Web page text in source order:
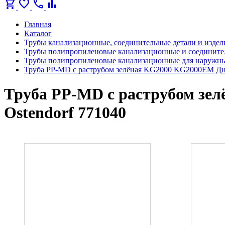
shopping_cart favorite call bar_chart
Главная
Каталог
Трубы канализационные, соединительные детали и
Трубы полипропиленовые канализационные и
Трубы полипропиленовые канализационные для
Труба PP-MD с раструбом зелёная KG2000 KG2000EM
Труба PP-MD с раструбом
Ostendorf 771040